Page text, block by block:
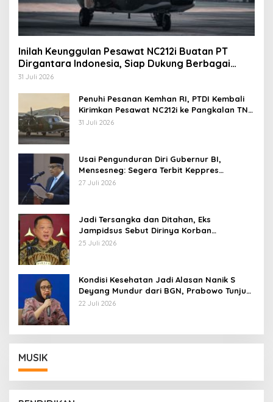
Inilah Keunggulan Pesawat NC212i Buatan PT
Dirgantara Indonesia, Siap Dukung Berbagai
Operasi TNI
31 Juli 2026
Penuhi Pesanan Kemhan RI, PTDI Kembali
Kirimkan Pesawat NC212i ke Pangkalan TNI
AU
31 Juli 2026
Usai Pengunduran Diri Gubernur BI,
Mensesneg: Segera Terbit Keppres
Pemberhentian dengan Hormat
27 Juli 2026
Jadi Tersangka dan Ditahan, Eks
Jampidsus Sebut Dirinya Korban
Kriminalisasi
25 Juli 2026
Kondisi Kesehatan Jadi Alasan Nanik S
Deyang Mundur dari BGN, Prabowo Tunjuk
Wamentan Sudaryono
22 Juli 2026
MUSIK